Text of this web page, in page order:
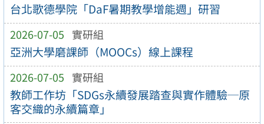
台北歌德學院「DaF暑期教學增能週」研習
2026-07-05 實研組
亞洲大學磨課師（MOOCs）線上課程
2026-07-05 實研組
教師工作坊「SDGs永續發展踏查與實作體驗─原
客交織的永續篇章」